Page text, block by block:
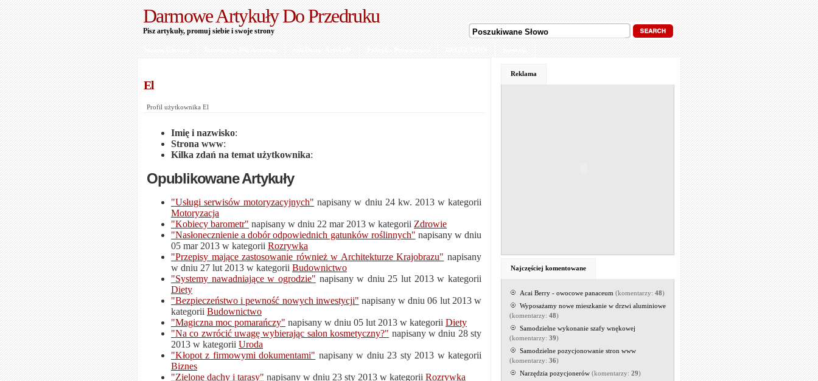
Darmowe Artykuły Do Przedruku
Pisz artykuły, promuj siebie i swoje strony
El
Profil użytkownika El
Imię i nazwisko:
Strona www:
Kilka zdań na temat użytkownika:
Opublikowane Artykuły
"Usługi serwisów motoryzacyjnych" napisany w dniu 24 kw. 2013 w kategorii
Motoryzacja
"Kobiecy barometr" napisany w dniu 22 mar 2013 w kategorii Zdrowie
"Nasłonecznienie a dobór odpowiednich gatunków roślinnych" napisany w dniu
05 mar 2013 w kategorii Rozrywka
"Przepisy mające zastosowanie również w Architekturze Krajobrazu" napisany
w dniu 27 lut 2013 w kategorii Budownictwo
"Systemy nawadniające w ogrodzie" napisany w dniu 25 lut 2013 w kategorii
Diety
"Bezpieczeństwo i pewność nowych inwestycji" napisany w dniu 06 lut 2013 w
kategorii Budownictwo
"Magiczna moc pomarańczy" napisany w dniu 05 lut 2013 w kategorii Diety
"Na co zwrócić uwagę wybierając salon kosmetyczny?" napisany w dniu 28 sty
2013 w kategorii Uroda
"Kłopot z firmowymi dokumentami" napisany w dniu 23 sty 2013 w kategorii
Biznes
"Zielone dachy i tarasy" napisany w dniu 23 sty 2013 w kategorii Rozrywka
Reklama
Najczęściej komentowane
Acai Berry - owocowe panaceum (komentarzy: 48)
Wyposażamy nowe mieszkanie w drzwi aluminiowe
(komentarzy: 48)
Samodzielne wykonanie szafy wnękowej
(komentarzy: 39)
Samodzielne pozycjonowanie stron www
(komentarzy: 36)
Narzędzia pozycjonerów (komentarzy: 29)